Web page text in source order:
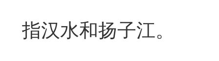
指汉水和扬子江。